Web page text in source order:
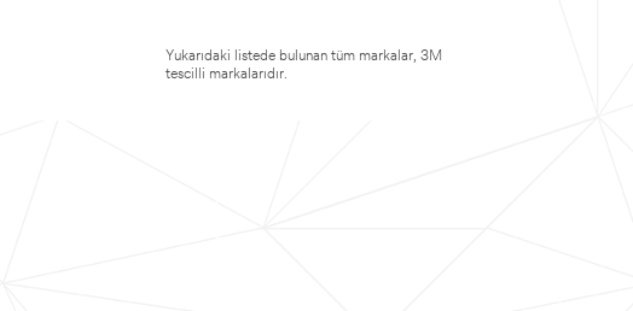
Yukarıdaki listede bulunan tüm markalar, 3M
tescilli markalarıdır.